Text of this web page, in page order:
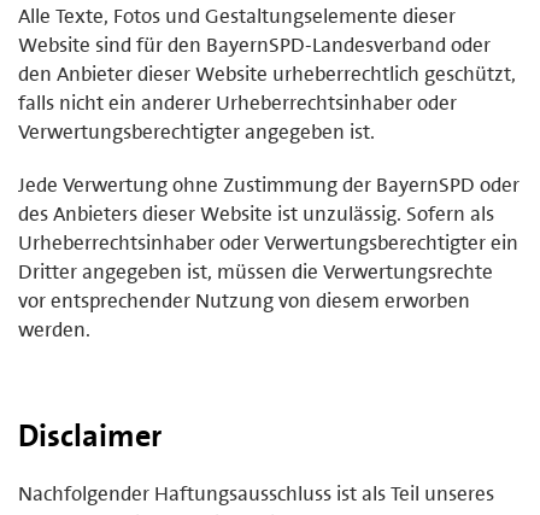
Alle Texte, Fotos und Gestaltungselemente dieser
Website sind für den BayernSPD-Landesverband oder
den Anbieter dieser Website urheberrechtlich geschützt,
falls nicht ein anderer Urheberrechtsinhaber oder
Verwertungsberechtigter angegeben ist.
Jede Verwertung ohne Zustimmung der BayernSPD oder
des Anbieters dieser Website ist unzulässig. Sofern als
Urheberrechtsinhaber oder Verwertungsberechtigter ein
Dritter angegeben ist, müssen die Verwertungsrechte
vor entsprechender Nutzung von diesem erworben
werden.
Disclaimer
Nachfolgender Haftungsausschluss ist als Teil unseres